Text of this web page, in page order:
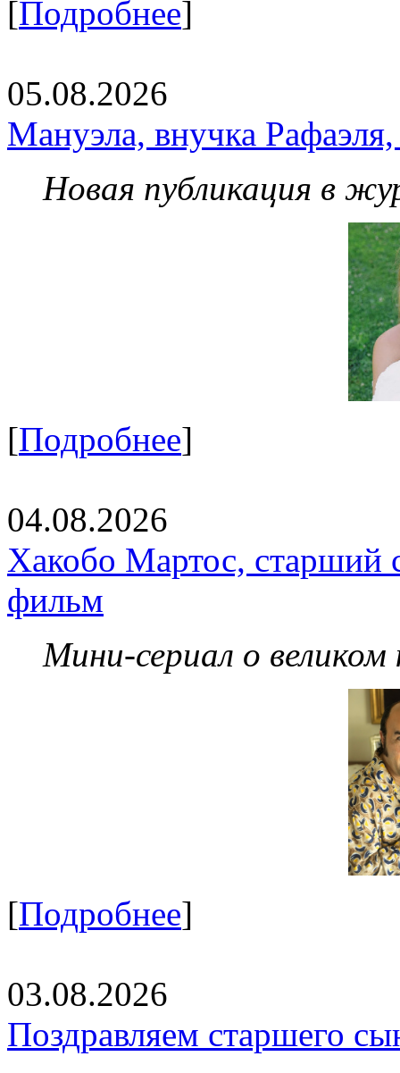
[Подробнее]
05.08.2026
Мануэла, внучка
Новая публикация в
[Подробнее]
04.08.2026
Хакобо Мартос, старший
фильм
Мини-сериал о великом
[Подробнее]
03.08.2026
Поздравляем старшего